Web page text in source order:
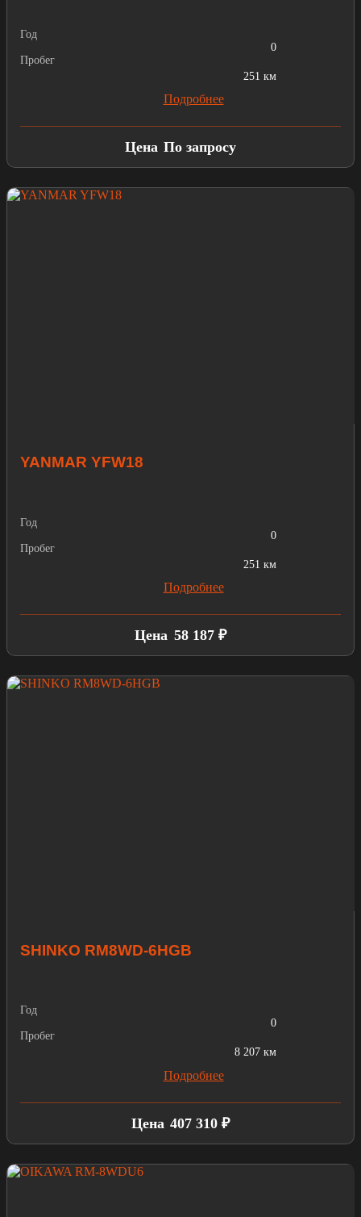
Год
0
Пробег
251 км
Подробнее
Цена По запросу
YANMAR YFW18
Год
0
Пробег
251 км
Подробнее
Цена 58 187 ₽
SHINKO RM8WD-6HGB
Год
0
Пробег
8 207 км
Подробнее
Цена 407 310 ₽